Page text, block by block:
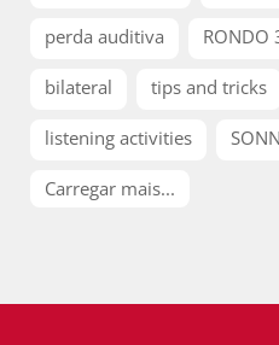
perda auditiva RONDO
bilateral tips and tricks
listening activities
Carregar mais...